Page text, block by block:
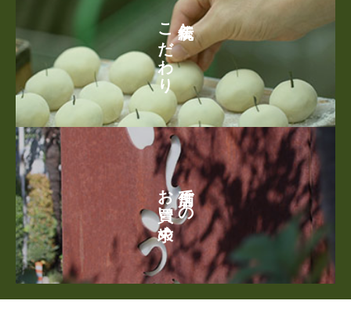
7
伝統と
こだわり
店舗での
お買い求め